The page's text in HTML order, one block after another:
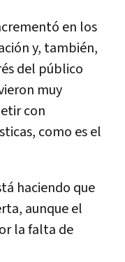
en los
y, también,
del público
muy
con
como es el
haciendo que
aunque el
la falta de